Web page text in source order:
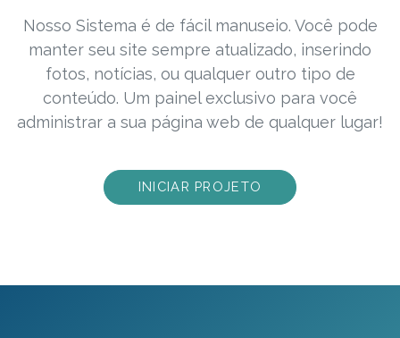
Nosso Sistema é de fácil manuseio. Você pode
manter seu site sempre atualizado, inserindo
fotos, notícias, ou qualquer outro tipo de
conteúdo. Um painel exclusivo para você
administrar a sua página web de qualquer lugar!
INICIAR PROJETO